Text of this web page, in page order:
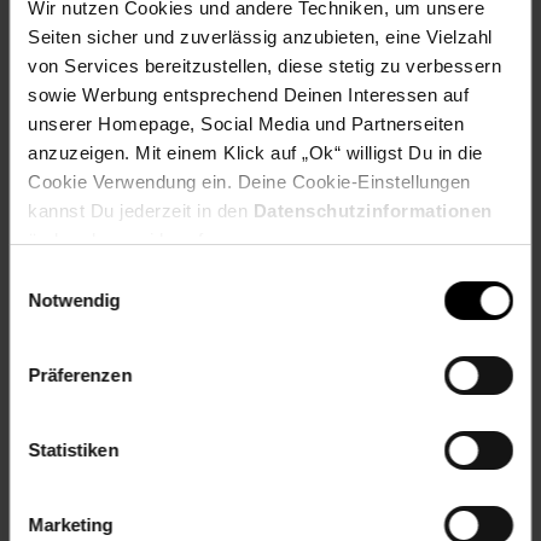
Wir nutzen Cookies und andere Techniken, um unsere
Seiten sicher und zuverlässig anzubieten, eine Vielzahl
von Services bereitzustellen, diese stetig zu verbessern
sowie Werbung entsprechend Deinen Interessen auf
unserer Homepage, Social Media und Partnerseiten
anzuzeigen. Mit einem Klick auf „Ok“ willigst Du in die
Cookie Verwendung ein. Deine Cookie-Einstellungen
kannst Du jederzeit in den Datenschutzinformationen
ändern bzw. widerrufen.
Notwendig
Präferenzen
Statistiken
Marketing
Fußzeile
Weitere Online-Angebote
Netto Reisen TV-Shop Weinwelt